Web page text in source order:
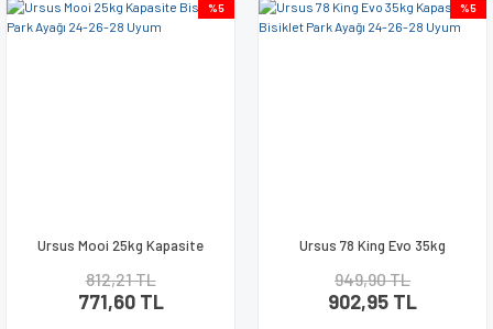
%5
Ursus Mooi 25kg Kapasite
Uyum
812,21 TL
771,60 TL
%5
Ursus 78 King Evo 35kg
26-28 Uyum
949,90 TL
902,95 TL